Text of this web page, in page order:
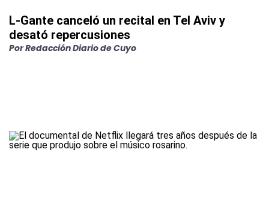
L-Gante canceló un recital en Tel Aviv y
desató repercusiones
PorRedacción Diario de Cuyo